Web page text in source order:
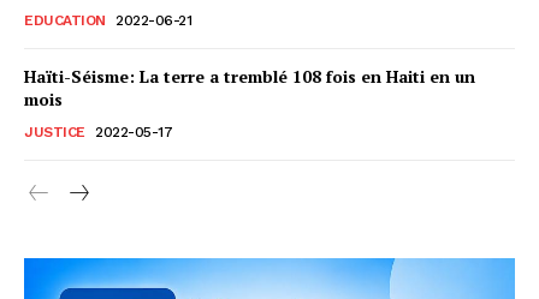
EDUCATION 2022-06-21
Haïti-Séisme: La terre a tremblé 108 fois en Haiti en un
mois
JUSTICE 2022-05-17